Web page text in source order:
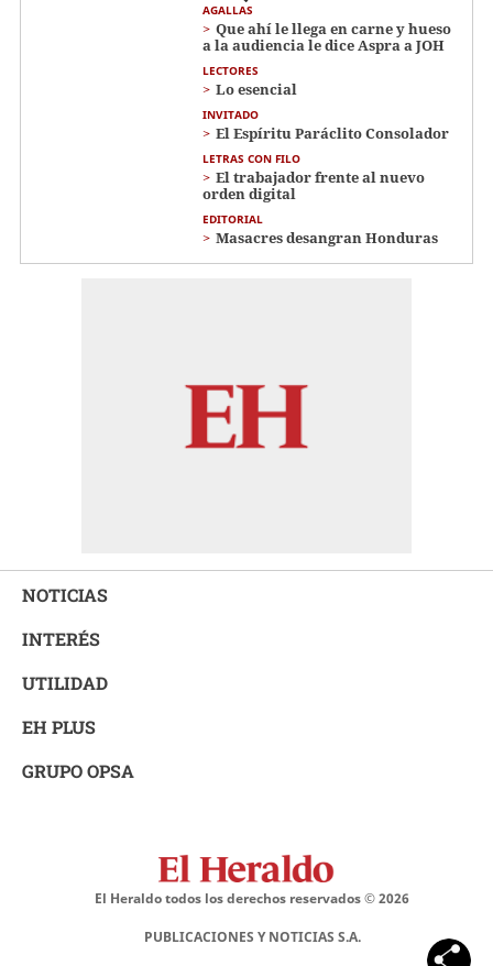
AGALLAS
Que ahí le llega en carne y hueso
a la audiencia le dice Aspra a JOH
LECTORES
Lo esencial
INVITADO
El Espíritu Paráclito Consolador
LETRAS CON FILO
El trabajador frente al nuevo
orden digital
EDITORIAL
Masacres desangran Honduras
NOTICIAS
INTERÉS
UTILIDAD
EH PLUS
GRUPO OPSA
El Heraldo todos los derechos reservados ©2026
PUBLICACIONES Y NOTICIAS S.A.